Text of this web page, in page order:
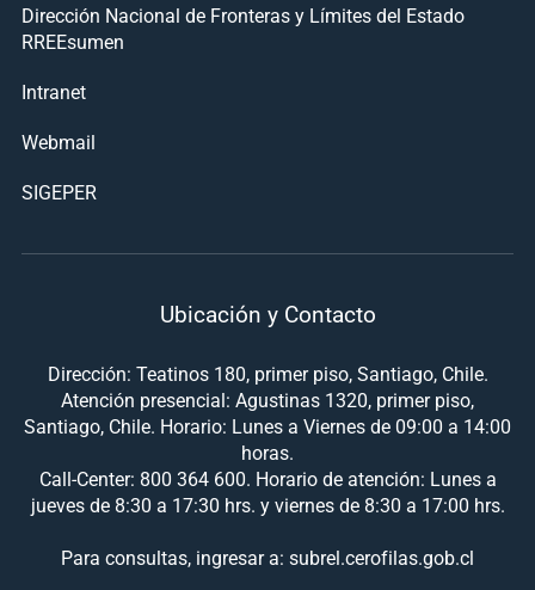
Dirección Nacional de Fronteras y Límites del Estado
RREEsumen
Intranet
Webmail
SIGEPER
Ubicación y Contacto
Dirección: Teatinos 180, primer piso, Santiago, Chile.
Atención presencial: Agustinas 1320, primer piso,
Santiago, Chile. Horario: Lunes a Viernes de 09:00 a 14:00
horas.
Call-Center: 800 364 600. Horario de atención: Lunes a
jueves de 8:30 a 17:30 hrs. y viernes de 8:30 a 17:00 hrs.
Para consultas, ingresar a: subrel.cerofilas.gob.cl